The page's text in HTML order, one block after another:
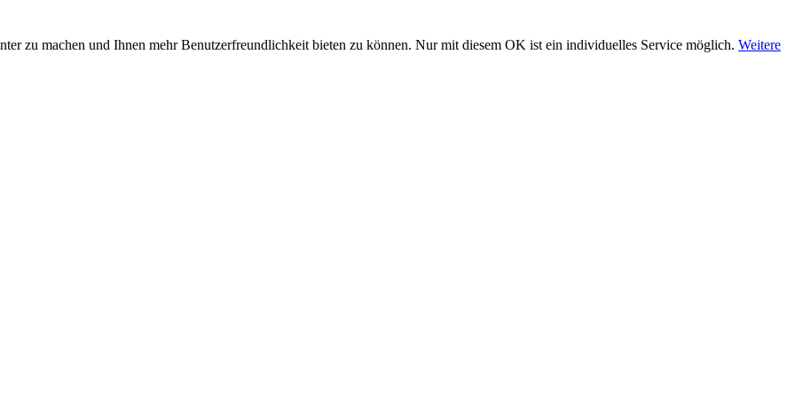
zu machen und Ihnen mehr Benutzerfreundlichkeit bieten zu können. Nur mit diesem OK ist ein individuelles Service möglich. Weitere